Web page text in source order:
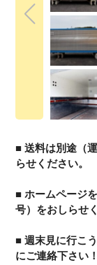
■ 送料は別途（
らせください。
■ ホームページ
号）をおしらせ
■ 週末見に行こ
にご連絡下さい